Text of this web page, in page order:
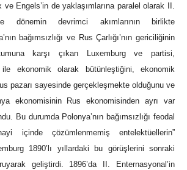
ve Engels’in de yaklaşımlarına paralel olarak II.
dönemin devrimci akımlarının birlikte
bağımsızlığı ve Rus Çarlığı’nın gericiliğinin
karşı çıkan Luxemburg ve partisi,
ile ekonomik olarak bütünleştiğini, ekonomik
pazarı sayesinde gerçekleşmekte olduğunu ve
ekonomisinin Rus ekonomisinden ayrı var
Bu durumda Polonya’nın bağımsızlığı feodal
içinde çözümlenmemiş entelektüellerin”
1890’lı yıllardaki bu görüşlerini sonraki
geliştirdi. 1896’da II. Enternasyonal’in